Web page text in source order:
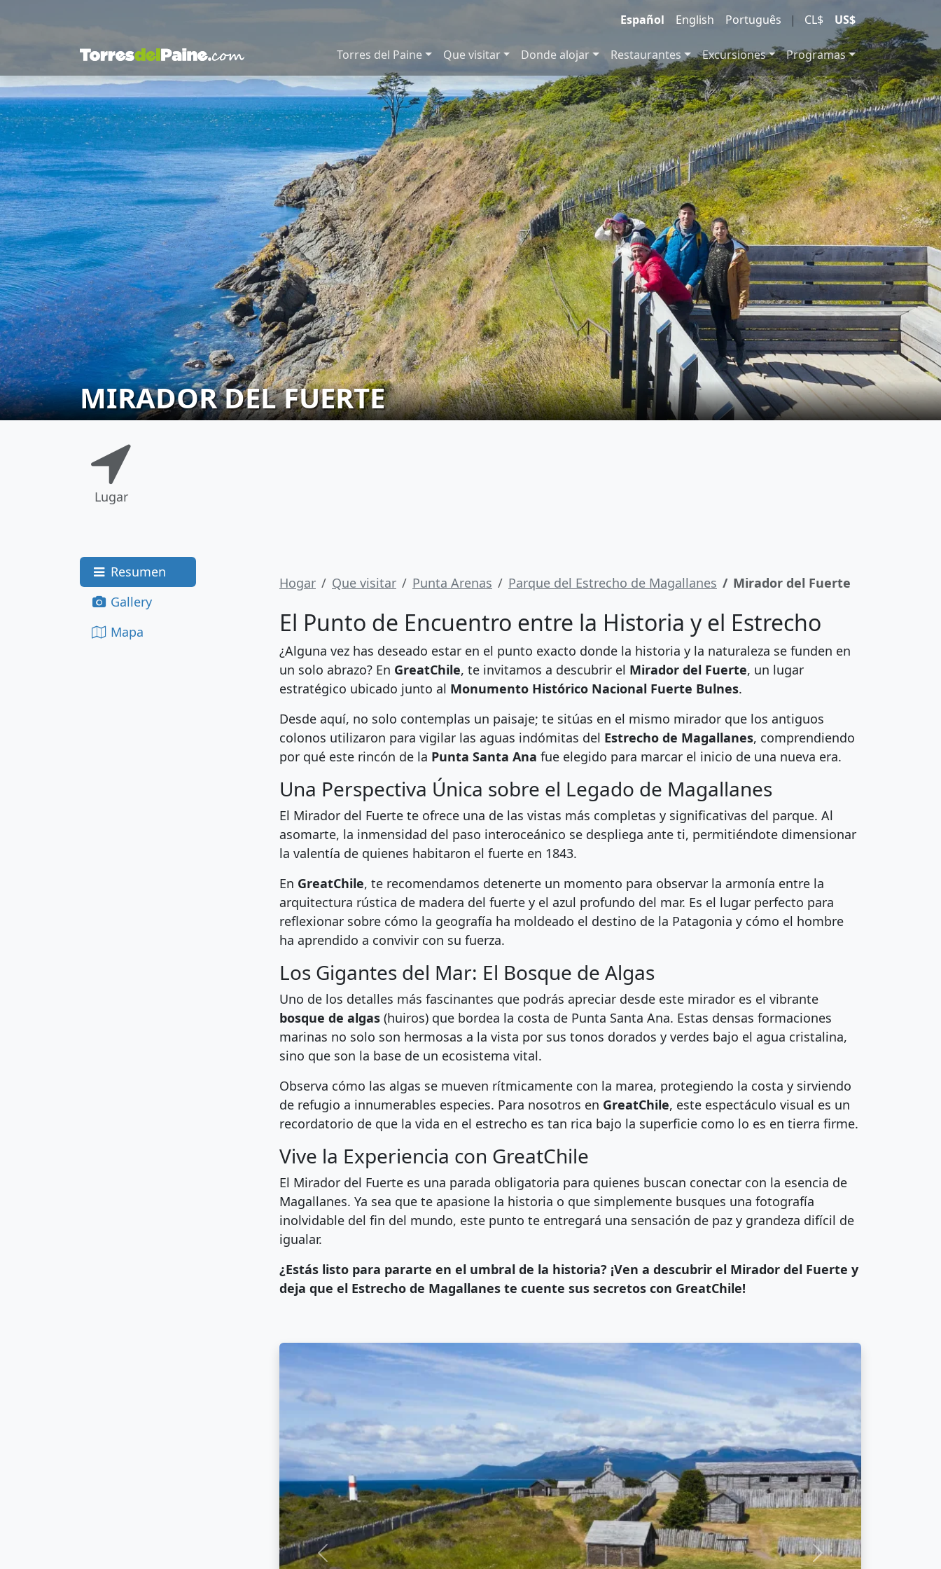
Español English Português | CL$ US$
Torres del Paine Que visitar Donde alojar Restaurantes Excursiones Programas
MIRADOR DEL FUERTE
Lugar
Resumen
Gallery
Mapa
Hogar Que visitar Punta Arenas Parque del Estrecho de Magallanes Mirador del Fuerte
El Punto de Encuentro entre la Historia y el Estrecho
¿Alguna vez has deseado estar en el punto exacto donde la historia y la naturaleza se funden en
un solo abrazo? En GreatChile, te invitamos a descubrir el Mirador del Fuerte, un lugar
estratégico ubicado junto al Monumento Histórico Nacional Fuerte Bulnes.
Desde aquí, no solo contemplas un paisaje; te sitúas en el mismo mirador que los antiguos
colonos utilizaron para vigilar las aguas indómitas del Estrecho de Magallanes, comprendiendo
por qué este rincón de la Punta Santa Ana fue elegido para marcar el inicio de una nueva era.
Una Perspectiva Única sobre el Legado de Magallanes
El Mirador del Fuerte te ofrece una de las vistas más completas y significativas del parque. Al
asomarte, la inmensidad del paso interoceánico se despliega ante ti, permitiéndote dimensionar
la valentía de quienes habitaron el fuerte en 1843.
En GreatChile, te recomendamos detenerte un momento para observar la armonía entre la
arquitectura rústica de madera del fuerte y el azul profundo del mar. Es el lugar perfecto para
reflexionar sobre cómo la geografía ha moldeado el destino de la Patagonia y cómo el hombre
ha aprendido a convivir con su fuerza.
Los Gigantes del Mar: El Bosque de Algas
Uno de los detalles más fascinantes que podrás apreciar desde este mirador es el vibrante
bosque de algas (huiros) que bordea la costa de Punta Santa Ana. Estas densas formaciones
marinas no solo son hermosas a la vista por sus tonos dorados y verdes bajo el agua cristalina,
sino que son la base de un ecosistema vital.
Observa cómo las algas se mueven rítmicamente con la marea, protegiendo la costa y sirviendo
de refugio a innumerables especies. Para nosotros en GreatChile, este espectáculo visual es un
recordatorio de que la vida en el estrecho es tan rica bajo la superficie como lo es en tierra firme.
Vive la Experiencia con GreatChile
El Mirador del Fuerte es una parada obligatoria para quienes buscan conectar con la esencia de
Magallanes. Ya sea que te apasione la historia o que simplemente busques una fotografía
inolvidable del fin del mundo, este punto te entregará una sensación de paz y grandeza difícil de
igualar.
¿Estás listo para pararte en el umbral de la historia? ¡Ven a descubrir el Mirador del Fuerte y
deja que el Estrecho de Magallanes te cuente sus secretos con GreatChile!
Anterior Siguiente